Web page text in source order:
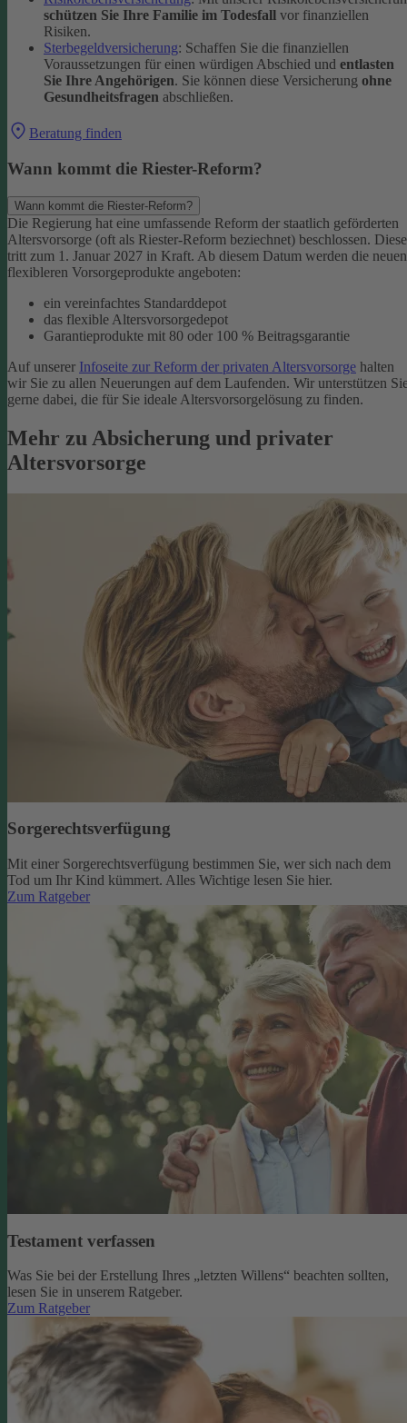
schützen Sie Ihre Familie im Todesfall vor finanziellen
Risiken.
Sterbegeldversicherung: Schaffen Sie die finanziellen
Voraussetzungen für einen würdigen Abschied und entlasten
Sie Ihre Angehörigen. Sie können diese Versicherung ohne
Gesundheitsfragen abschließen.
Beratung finden
Wann kommt die Riester-Reform?
Wann kommt die Riester-Reform?
Die Regierung hat eine umfassende Reform der staatlich geförderten
Altersvorsorge (oft als Riester-Reform beziechnet) beschlossen. Diese
tritt zum 1. Januar 2027 in Kraft. Ab diesem Datum werden die
flexibleren Vorsorgeprodukte angeboten:
ein vereinfachtes Standarddepot
das flexible Altersvorsorgedepot
Garantieprodukte mit 80 oder 100 % Beitragsgarantie
Auf unserer Infoseite zur Reform der privaten Altersvorsorge halten
wir Sie zu allen Neuerungen auf dem Laufenden. Wir unterstützen
gerne dabei, die für Sie ideale Altersvorsorgelösung zu finden.
Mehr zu Absicherung und privater
Altersvorsorge
Sorgerechtsverfügung
Mit einer Sorgerechtsverfügung bestimmen Sie, wer sich nach dem
Tod um Ihr Kind kümmert. Alles Wichtige lesen Sie hier.
Zum Ratgeber
Testament verfassen
Was Sie bei der Erstellung Ihres „letzten Willens“ beachten sollten,
lesen Sie in unserem Ratgeber.
Zum Ratgeber